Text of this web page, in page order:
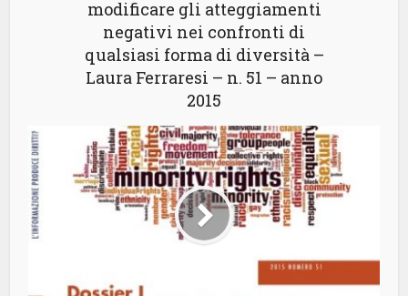
modificare gli atteggiamenti
negativi nei confronti di
qualsiasi forma di diversità –
Laura Ferraresi – n. 51 – anno
2015